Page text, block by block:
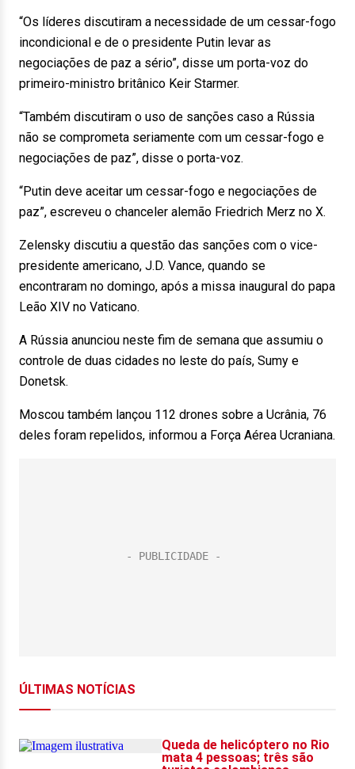
“Os líderes discutiram a necessidade de um cessar-fogo
incondicional e de o presidente Putin levar as
negociações de paz a sério”, disse um porta-voz do
primeiro-ministro britânico Keir Starmer.
“Também discutiram o uso de sanções caso a Rússia
não se comprometa seriamente com um cessar-fogo e
negociações de paz”, disse o porta-voz.
“Putin deve aceitar um cessar-fogo e negociações de
paz”, escreveu o chanceler alemão Friedrich Merz no X.
Zelensky discutiu a questão das sanções com o vice-
presidente americano, J.D. Vance, quando se
encontraram no domingo, após a missa inaugural do papa
Leão XIV no Vaticano.
A Rússia anunciou neste fim de semana que assumiu o
controle de duas cidades no leste do país, Sumy e
Donetsk.
Moscou também lançou 112 drones sobre a Ucrânia, 76
deles foram repelidos, informou a Força Aérea Ucraniana.